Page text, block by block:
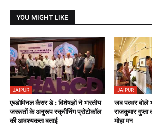
YOU MIGHT LIKE
JAIPUR
एब्डोमिनल कैंसर डे : विशेषज्ञों ने भारतीय
जरूरतों के अनुरूप स्क्रीनिंग प्रोटोकॉल
की आवश्यकता बताई
JAIPUR
जब पत्थर बोले
राजकुमार गुप्ता
मोहा मन